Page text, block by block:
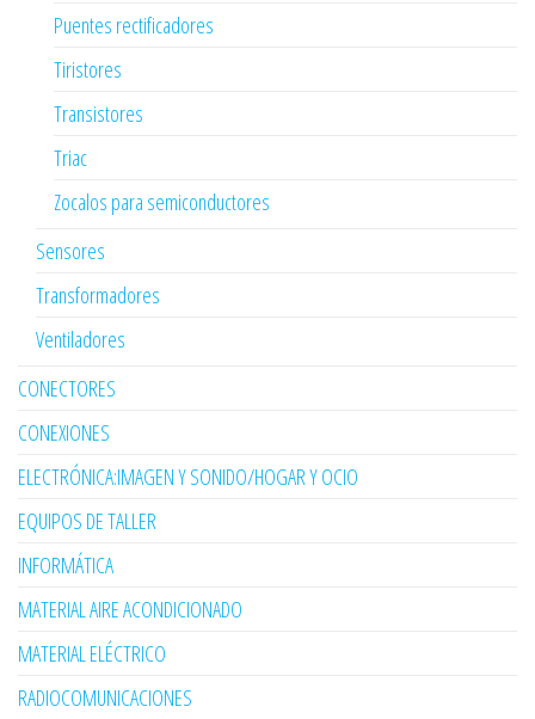
Puentes rectificadores
Tiristores
Transistores
Triac
Zocalos para semiconductores
Sensores
Transformadores
Ventiladores
CONECTORES
CONEXIONES
ELECTRÓNICA:IMAGEN Y SONIDO/HOGAR Y OCIO
EQUIPOS DE TALLER
INFORMÁTICA
MATERIAL AIRE ACONDICIONADO
MATERIAL ELÉCTRICO
RADIOCOMUNICACIONES